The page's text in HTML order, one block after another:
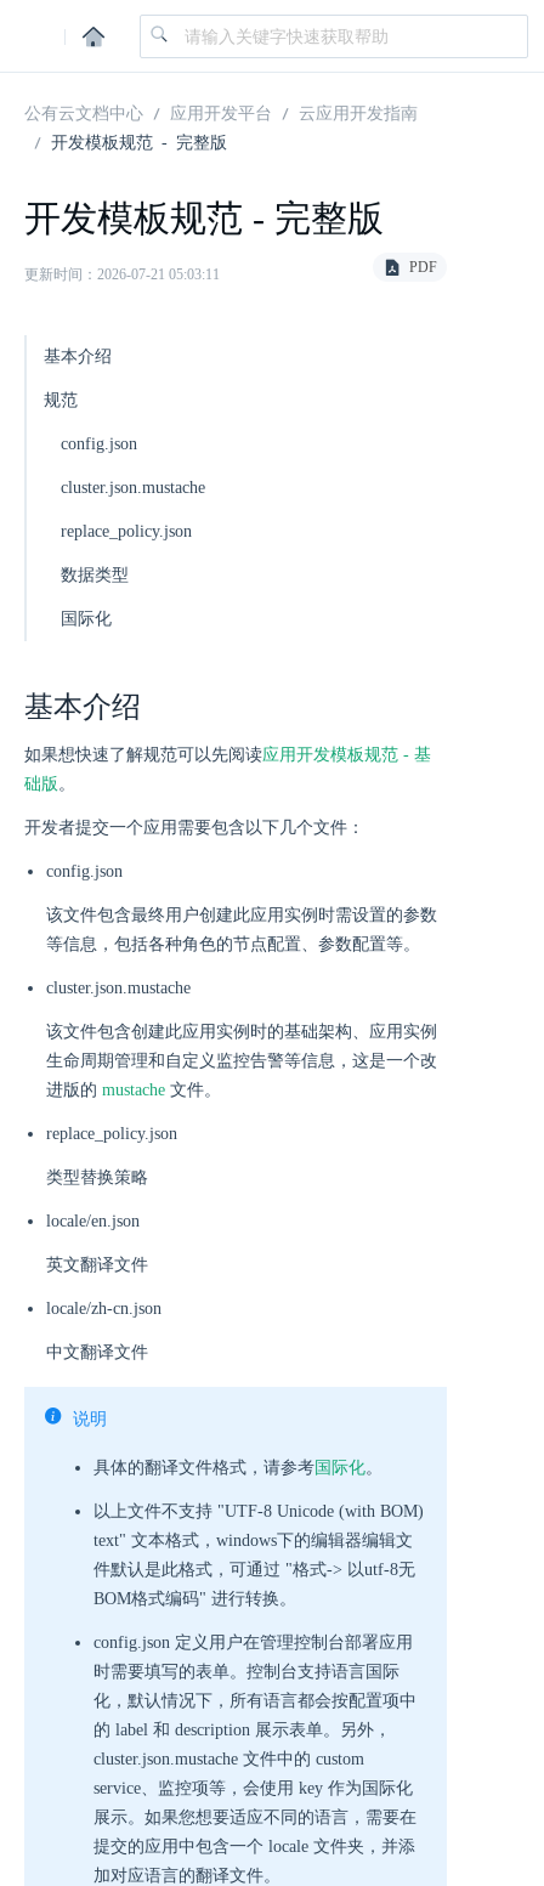
|
公有云文档中心 应用开发平台
云应用开发指南
开发模板规范 - 完整版
开发模板规范 - 完整版
更新时间：2026-07-21 05:03:11 PDF
基本介绍
规范
config.json
cluster.json.mustache
replace_policy.json
数据类型
国际化
基本介绍
如果想快速了解规范可以先阅读应用开发模板规范 - 基
础版 。
开发者提交一个应用需要包含以下几个文件：
config.json
该文件包含最终用户创建此应用实例时需设置的参数
等信息，包括各种角色的节点配置、参数配置等。
cluster.json.mustache
该文件包含创建此应用实例时的基础架构、应用实例
生命周期管理和自定义监控告警等信息，这是一个改
进版的 mustache 文件。
replace_policy.json
类型替换策略
locale/en.json
英文翻译文件
locale/zh-cn.json
中文翻译文件
说明
具体的翻译文件格式，请参考 国际化。
以上文件不支持 "UTF-8 Unicode (with BOM)
text" 文本格式，windows下的编辑器编辑文
件默认是此格式，可通过 "格式-> 以utf-8无
BOM格式编码" 进行转换。
config.json 定义用户在管理控制台部署应用
时需要填写的表单。控制台支持语言国际
化，默认情况下，所有语言都会按配置项中
的 label 和 description 展示表单。另外，
cluster.json.mustache 文件中的 custom
service、监控项等，会使用 key 作为国际化
展示。如果您想要适应不同的语言，需要在
提交的应用中包含一个 locale 文件夹，并添
加对应语言的翻译文件。